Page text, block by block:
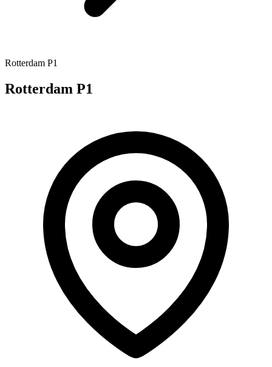
Rotterdam P1
Rotterdam P1